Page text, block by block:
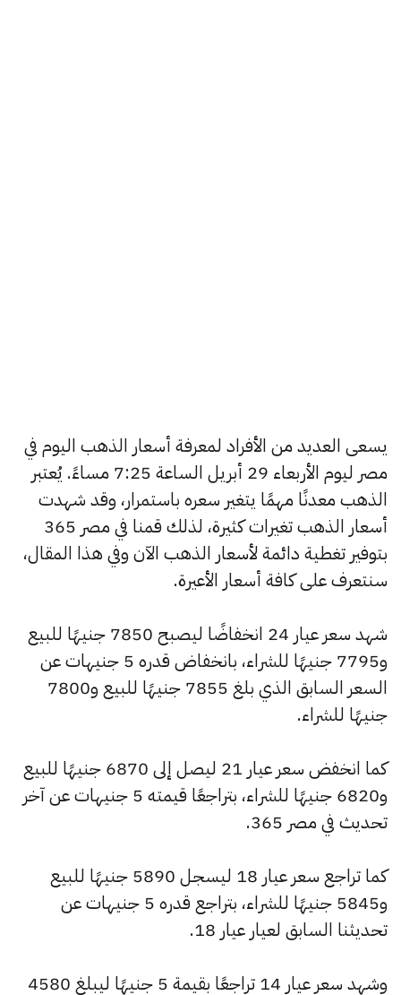
يسعى العديد من الأفراد لمعرفة أسعار الذهب اليوم في
مصر ليوم الأربعاء 29 أبريل الساعة 7:25 مساءً. يُعتبر
الذهب معدنًا مهمًا يتغير سعره باستمرار، وقد شهدت
أسعار الذهب تغيرات كثيرة، لذلك قمنا في مصر 365
بتوفير تغطية دائمة لأسعار الذهب الآن وفي هذا المقال،
سنتعرف على كافة أسعار الأعيرة.
شهد سعر عيار 24 انخفاضًا ليصبح 7850 جنيهًا للبيع
و7795 جنيهًا للشراء، بانخفاض قدره 5 جنيهات عن
السعر السابق الذي بلغ 7855 جنيهًا للبيع و7800
جنيهًا للشراء.
كما انخفض سعر عيار 21 ليصل إلى 6870 جنيهًا للبيع
و6820 جنيهًا للشراء، بتراجعًا قيمته 5 جنيهات عن آخر
تحديث في مصر 365.
كما تراجع سعر عيار 18 ليسجل 5890 جنيهًا للبيع
و5845 جنيهًا للشراء، بتراجع قدره 5 جنيهات عن
تحديثنا السابق لعيار عيار 18.
وشهد سعر عيار 14 تراجعًا بقيمة 5 جنيهًا ليبلغ 4580